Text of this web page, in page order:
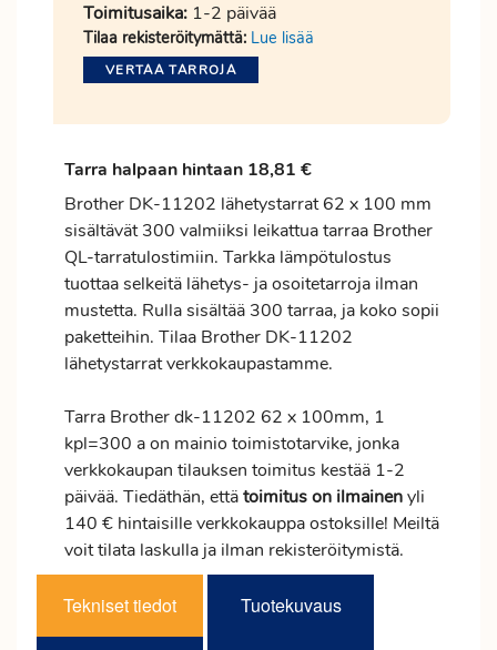
Toimitusaika: 1-2 päivää
Tilaa rekisteröitymättä: Lue lisää
VERTAA TARROJA
Tarra halpaan hintaan 18,81 €
Brother DK-11202 lähetystarrat 62 x 100 mm
sisältävät 300 valmiiksi leikattua tarraa Brother
QL-tarratulostimiin. Tarkka lämpötulostus
tuottaa selkeitä lähetys- ja osoitetarroja ilman
mustetta. Rulla sisältää 300 tarraa, ja koko sopii
paketteihin. Tilaa Brother DK-11202
lähetystarrat verkkokaupastamme.
Tarra Brother dk-11202 62 x 100mm, 1
kpl=300 a on mainio toimistotarvike, jonka
verkkokaupan tilauksen toimitus kestää 1-2
päivää. Tiedäthän, ettätoimituson ilmainenyli
140 € hintaisille verkkokauppa ostoksille! Meiltä
voit tilata laskulla ja ilman rekisteröitymistä.
Tekniset tiedot Tuotekuvaus